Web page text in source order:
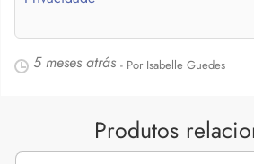
5 meses atrás - Por Isabelle Guedes
Produtos